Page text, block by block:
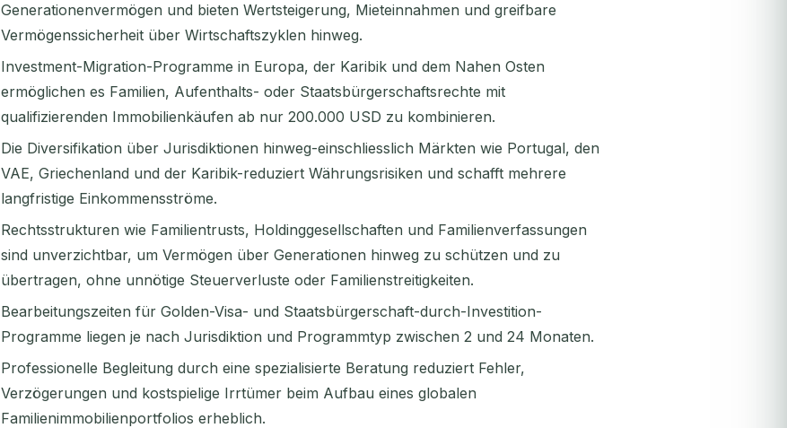
Generationenvermögen und bieten Wertsteigerung, Mieteinnahmen und greifbare
Vermögenssicherheit über Wirtschaftszyklen hinweg.
Investment-Migration-Programme in Europa, der Karibik und dem Nahen Osten
ermöglichen es Familien, Aufenthalts- oder Staatsbürgerschaftsrechte mit
qualifizierenden Immobilienkäufen ab nur 200.000 USD zu kombinieren.
Die Diversifikation über Jurisdiktionen hinweg-einschliesslich Märkten wie Portugal, den
VAE, Griechenland und der Karibik-reduziert Währungsrisiken und schafft mehrere
langfristige Einkommensströme.
Rechtsstrukturen wie Familientrusts, Holdinggesellschaften und Familienverfassungen
sind unverzichtbar, um Vermögen über Generationen hinweg zu schützen und zu
übertragen, ohne unnötige Steuerverluste oder Familienstreitigkeiten.
Bearbeitungszeiten für Golden-Visa- und Staatsbürgerschaft-durch-Investition-
Programme liegen je nach Jurisdiktion und Programmtyp zwischen 2 und 24 Monaten.
Professionelle Begleitung durch eine spezialisierte Beratung reduziert Fehler,
Verzögerungen und kostspielige Irrtümer beim Aufbau eines globalen
Familienimmobilienportfolios erheblich.